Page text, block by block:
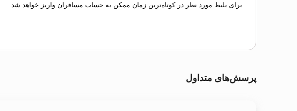
برای بلیط مورد نظر در کوتاه‌ترین زمان ممکن به حساب مسافران واریز خواهد شد.
پرسش‌های متداول